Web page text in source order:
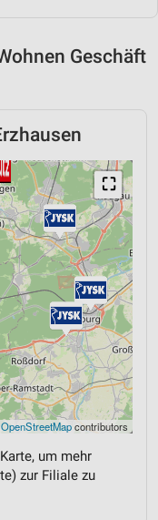
Geschäft
⛶
OpenStreetMapcontributors
um mehr
zur Filiale zu